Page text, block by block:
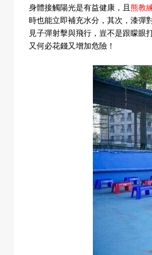
遊
身體接觸陽光是有益健康，且熊教
時也能立即補充水分，其次，漆彈
見子彈射擊與飛行，豈不是跟矇眼
又何必花錢又增加危險！